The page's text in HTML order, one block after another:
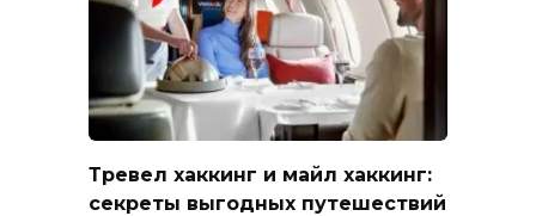
Тревел хаккинг и майл хаккинг:
секреты выгодных путешествий